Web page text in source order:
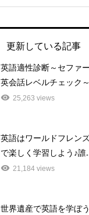
更新している記事
英語適性診断～セファ
英会話レベルチェック～
25,263 views
英語はワールドフレン
で楽しく学習しよう♪誰
21,184 views
世界遺産で英語を学ぼ